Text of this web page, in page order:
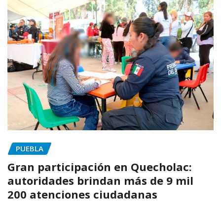
PUEBLA
Gran participación en Quecholac:
autoridades brindan más de 9 mil
200 atenciones ciudadanas